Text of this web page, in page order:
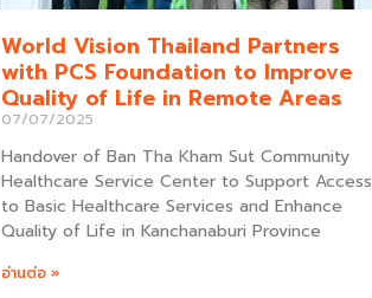
World Vision Thailand Partners
with PCS Foundation to Improve
Quality of Life in Remote Areas
07/07/2025
Handover of Ban Tha Kham Sut Community
Healthcare Service Center to Support Access
to Basic Healthcare Services and Enhance
Quality of Life in Kanchanaburi Province
อ่านต่อ »